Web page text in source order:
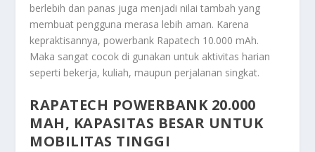
berlebih dan panas juga menjadi nilai tambah yang
membuat pengguna merasa lebih aman. Karena
kepraktisannya, powerbank Rapatech 10.000 mAh.
Maka sangat cocok di gunakan untuk aktivitas harian
seperti bekerja, kuliah, maupun perjalanan singkat.
RAPATECH POWERBANK 20.000
MAH, KAPASITAS BESAR UNTUK
MOBILITAS TINGGI